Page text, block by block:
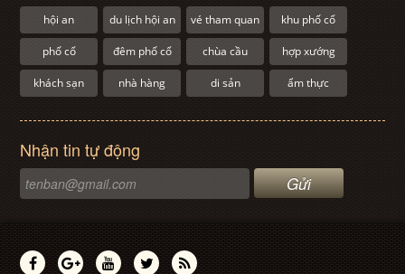
hội an du lịch hội an vé tham quan khu phố cổ
phố cổ đêm phố cổ chùa cầu hợp xướng
khách sạn nhà hàng di sản ẩm thực
Nhận tin tự động